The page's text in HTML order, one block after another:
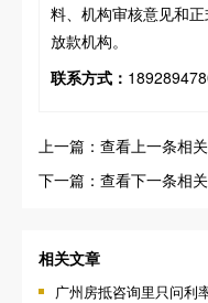
料、机构审核意见和
放款机构。
联系方式：
上一篇：查看上一条相
下一篇：查看下一条相
相关文章
广州房抵咨询里只问利